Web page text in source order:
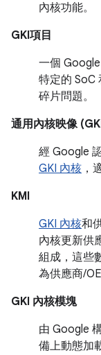
內核功能。
GKI項目
一個
特定的 SoC
碎片問題。
通用內核映像
經 Google
GKI 內核 ，
KMI
GKI 內核和
內核更新供
組成，這些
為供應商/
GKI 內核模塊
由 Google
備上動態加